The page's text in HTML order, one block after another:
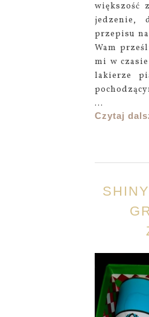
większość
jedzenie,
przepisu
Wam
mi w
lakierze
...
Czytaj